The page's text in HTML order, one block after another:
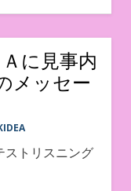
に見事内
メッセー
ストリスニング